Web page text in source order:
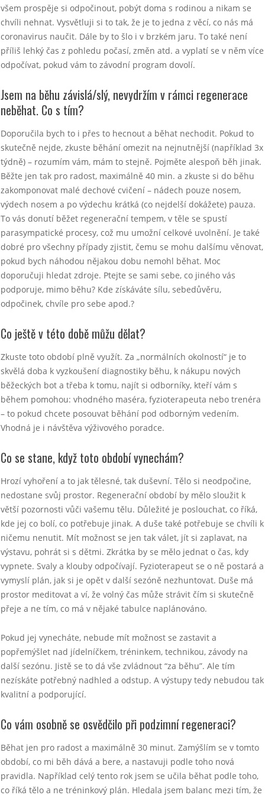
všem prospěje si odpočinout, pobýt doma s rodinou a nikam se
chvíli nehnat. Vysvětluji si to tak, že je to jedna z věcí, co nás má
coronavirus naučit. Dále by to šlo i v brzkém jaru. To také není
příliš lehký čas z pohledu počasí, změn atd. a vyplatí se v něm více
odpočívat, pokud vám to závodní program dovolí.
Jsem na běhu závislá/slý, nevydržím v rámci regenerace
neběhat. Co s tím?
Doporučila bych to i přes to hecnout a běhat nechodit. Pokud to
skutečně nejde, zkuste běhání omezit na nejnutnější (například 3x
týdně) – rozumím vám, mám to stejně. Pojměte alespoň běh jinak.
Běžte jen tak pro radost, maximálně 40 min. a zkuste si do běhu
zakomponovat malé dechové cvičení – nádech pouze nosem,
výdech nosem a po výdechu krátká (co nejdelší dokážete) pauza.
To vás donutí běžet regenerační tempem, v těle se spustí
parasympatické procesy, což mu umožní celkové uvolnění. Je také
dobré pro všechny případy zjistit, čemu se mohu dalšímu věnovat,
pokud bych náhodou nějakou dobu nemohl běhat. Moc
doporučuji hledat zdroje. Ptejte se sami sebe, co jiného vás
podporuje, mimo běhu? Kde získáváte sílu, sebedůvěru,
odpočinek, chvíle pro sebe apod.?
Co ještě v této době můžu dělat?
Zkuste toto období plně využít. Za „normálních okolností“ je to
skvělá doba k vyzkoušení diagnostiky běhu, k nákupu nových
běžeckých bot a třeba k tomu, najít si odborníky, kteří vám s
během pomohou: vhodného maséra, fyzioterapeuta nebo trenéra
– to pokud chcete posouvat běhání pod odborným vedením.
Vhodná je i návštěva výživového poradce.
Co se stane, když toto období vynechám?
Hrozí vyhoření a to jak tělesné, tak duševní. Tělo si neodpočine,
nedostane svůj prostor. Regenerační období by mělo sloužit k
větší pozornosti vůči vašemu tělu. Důležité je poslouchat, co říká,
kde jej co bolí, co potřebuje jinak. A duše také potřebuje se chvíli k
ničemu nenutit. Mít možnost se jen tak válet, jít si zaplavat, na
výstavu, pohrát si s dětmi. Zkrátka by se mělo jednat o čas, kdy
vypnete. Svaly a klouby odpočívají. Fyzioterapeut se o ně postará a
vymyslí plán, jak si je opět v další sezóně nezhuntovat. Duše má
prostor meditovat a ví, že volný čas může strávit čím si skutečně
přeje a ne tím, co má v nějaké tabulce naplánováno.
Pokud jej vynecháte, nebude mít možnost se zastavit a
popřemýšlet nad jídelníčkem, tréninkem, technikou, závody na
další sezónu. Jistě se to dá vše zvládnout “za běhu”. Ale tím
nezískáte potřebný nadhled a odstup. A výstupy tedy nebudou tak
kvalitní a podporující.
Co vám osobně se osvědčilo při podzimníregeneraci?
Běhat jen pro radost a maximálně 30 minut. Zamýšlím se v tomto
období, co mi běh dává a bere, a nastavuji podle toho nová
pravidla. Například celý tento rok jsem se učila běhat podle toho,
co říká tělo a ne tréninkový plán. Hledala jsem balanc mezi tím, že